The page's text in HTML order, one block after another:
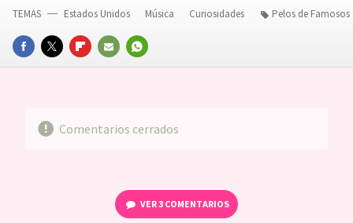
FACEBOOKTWITTERFLIPBOARD
E-
WHATSAPP
TEMAS Estados Unidos Música Curiosidades Pelos de Famosos
Comentarios cerrados
VER3 COMENTARIOS